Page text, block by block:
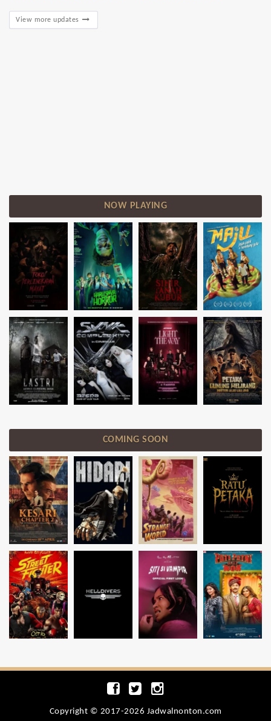
View more updates
NOW PLAYING
COMING SOON
Copyright © 2017-2026 Jadwalnonton.com